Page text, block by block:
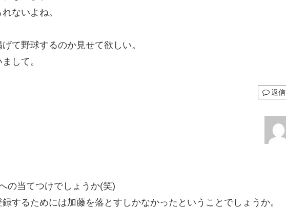
ないよね。
て野球するのか見せて欲しい。
して。
返信
の当てつけでしょうか(笑)
するためには加藤を落とすしかなかったということでしょうか。